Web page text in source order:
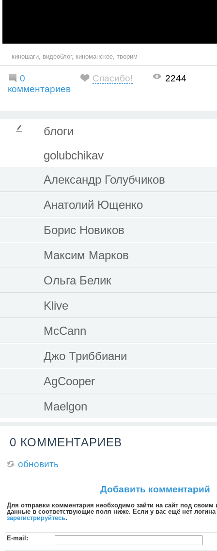
киношаги видеоблог, киноманское творим
0
комментариев
Спасибо! 2244
блоги
golubchikav
Александр Голубчиков
Анатолий Ющенко
Борис Новиков
Максим Марков
Ольга Белик
Klive
McCann
Джо Триббиани
AgCooper
Maelgon
0 КОММЕНТАРИЕВ
обновить
Добавить комментарий
Для отправки комментария необходимо зайти на сайт под
данные в соответствующие поля ниже. Если у вас ещё нет
зарегистрируйтесь.
E-mail: